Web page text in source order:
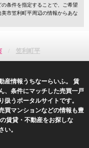
条件を指定することで、ご希望
市笠利町平周辺の情報からあな
笠利町平
産情報うちなーらいふ。 賃
、条件にマッチした売買一戸
うポータルサイトです。
買マンションなどの情報も豊
賃貸・不動産をお探しな
。